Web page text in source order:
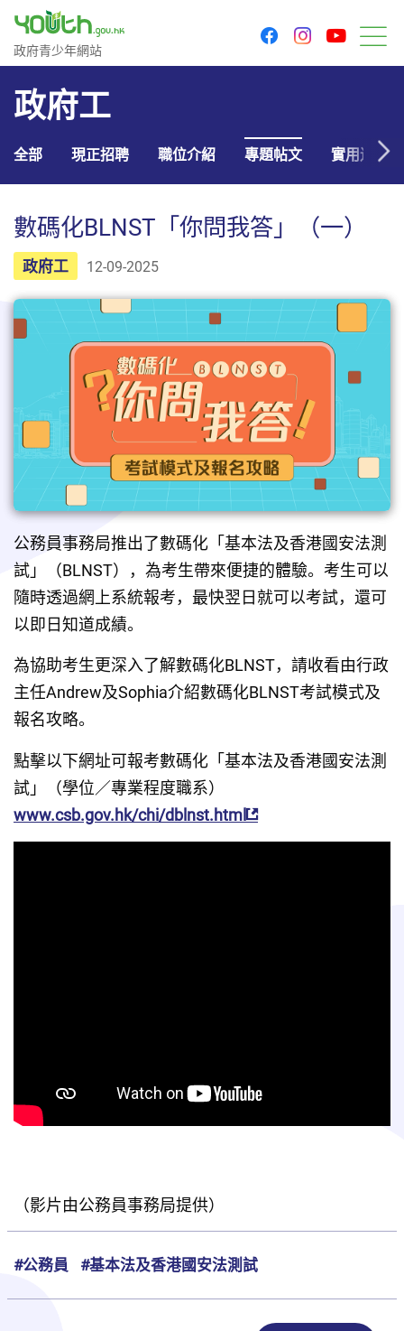
政府青少年網站
政府青少年網站
facebookinstagram
政府工
全部 現正招聘 職位介紹 專題帖文 實用連結
數碼化BLNST「你問我答」（一）
政府工 12-09-2025
公務員事務局推出了數碼化「基本法及香港國安法測
試」（BLNST），為考生帶來便捷的體驗。考生可以
隨時透過網上系統報考，最快翌日就可以考試，還可
以即日知道成績。
為協助考生更深入了解數碼化BLNST，請收看由行政
主任Andrew及Sophia介紹數碼化BLNST考試模式及
報名攻略。
點擊以下網址可報考數碼化「基本法及香港國安法測
試」（學位／專業程度職系）
www.csb.gov.hk/chi/dblnst.html
（影片由公務員事務局提供）
#公務員 #基本法及香港國安法測試